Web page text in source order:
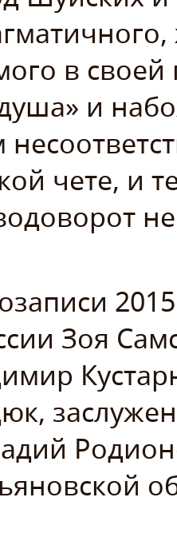
в
и
чете, и
Зоя